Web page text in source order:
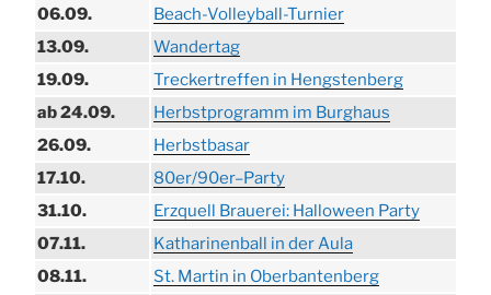
06.09.
Beach-Volleyball-Turnier
13.09.
Wandertag
19.09.
Treckertreffen in Hengstenberg
ab 24.09.
Herbstprogramm im Burghaus
26.09.
Herbstbasar
17.10.
80er/90er–Party
31.10.
Erzquell Brauerei: Halloween Party
07.11.
Katharinenball in der Aula
08.11.
St. Martin in Oberbantenberg